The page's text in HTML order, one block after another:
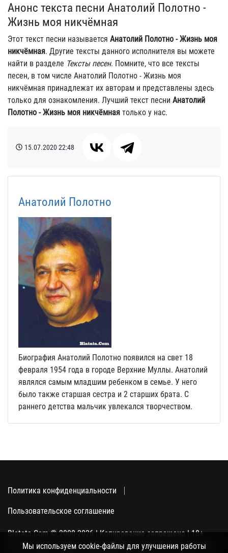
Анонс текста песни Анатолий Полотно -
Жизнь моя никчёмная
Этот текст песни называется Анатолий Полотно - Жизнь моя
никчёмная. Другие тексты данного исполнителя вы можете
найти в разделе Тексты песен. Помните, что все тексты
песен, в том числе Анатолий Полотно - Жизнь моя
никчёмная принадлежат их авторам и представлены здесь
только для ознакомления. Лучший текст песни Анатолий
Полотно - Жизнь моя никчёмная только у нас.
15.07.202022:48
Анатолий Полотно
Биография Анатолий Полотно появился на свет 18
февраля 1954 года в городе Верхние Муллы. Анатолий
являлся самым младшим ребенком в семье. У него
было также старшая сестра и 2 старших брата. С
раннего детства мальчик увлекался творчеством.
Политика конфиденциальности
Пользовательское соглашение
Blatata.Com © 2000-2026 | Копирование запрещено | 18+
Использование сайта подразумевает ваше полное согласие
Мы используем cookie-файлы для улучшения работы